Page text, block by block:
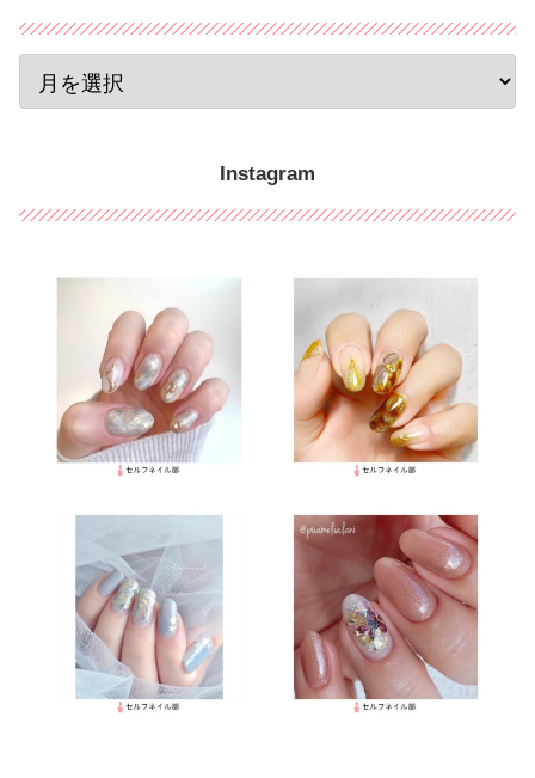
Instagram